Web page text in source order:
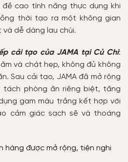
đề cao tính năng thực dụng khi
thời tạo ra một không gian
dễ dàng lau chùi.
cải tạo của JAMA tại Củ Chi:
và chật hẹp, không đủ không
Sau cải tạo, JAMA đã mở rộng
tách phòng ăn riêng biệt, tăng
gam màu trắng kết hợp với
cảm giác sạch sẽ và thoáng